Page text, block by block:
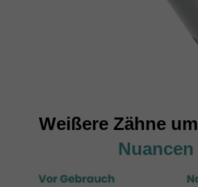
Weißere Zähne um
Nuancen